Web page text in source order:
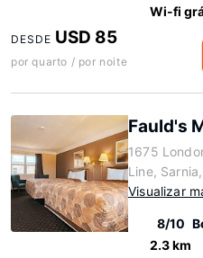
Wi-fi
DESDE USD 85
por quarto / por noite
Fauld's
1675
Line,
Visualizar
8/10
2.3 km